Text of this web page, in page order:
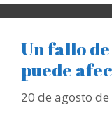
Un fallo
puede
20 de agosto